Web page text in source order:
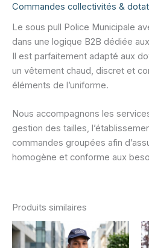
Commandes collectivités &
Le sous pull Police Municipale
dans une logique B2B dédiée
Il est parfaitement adapté aux
un vêtement chaud, discret et
éléments de l’uniforme.
Nous accompagnons les
gestion des tailles,
commandes groupées afin
homogène et conforme aux
Produits similaires